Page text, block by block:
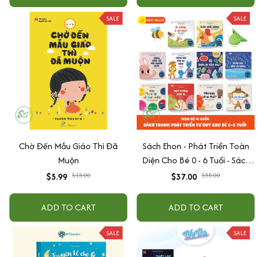
SALE
Chờ Đến Mẫu Giáo Thì Đã
Muộn
$5.99 $15.00
ADD TO CART
SALE
Sách Ehon - Phát Triển Toàn
Diện Cho Bé 0 - 6 Tuổi - Sách
Song Ngữ Việt - Anh
$37.00 $55.00
ADD TO CART
SALE SALE